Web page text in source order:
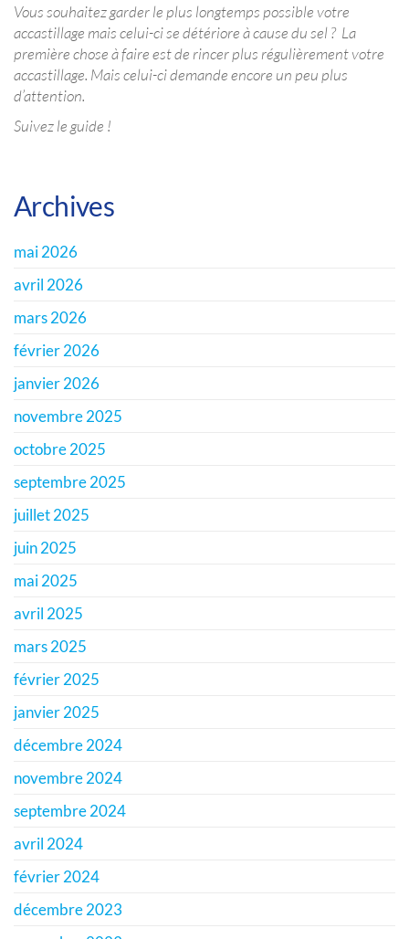
Vous souhaitez garder le plus longtemps possible votre
accastillage mais celui-ci se détériore à cause du sel ? La
première chose à faire est de rincer plus régulièrement votre
accastillage. Mais celui-ci demande encore un peu plus
d’attention.
Suivez le guide !
Archives
mai 2026
avril 2026
mars 2026
février 2026
janvier 2026
novembre 2025
octobre 2025
septembre 2025
juillet 2025
juin 2025
mai 2025
avril 2025
mars 2025
février 2025
janvier 2025
décembre 2024
novembre 2024
septembre 2024
avril 2024
février 2024
décembre 2023